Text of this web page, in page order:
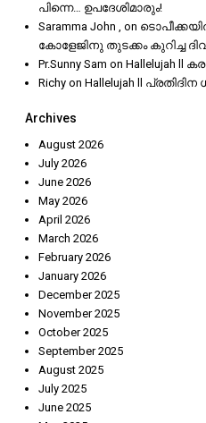
പിന്നെ… ഉപദേശിമാരും!
Saramma John , on
കോളേജിനു തുടക്കം കുറിച്ച
Pr.Sunny Sam on Hallelujah ll
Richy on Hallelujah ll പ്രതിദിന
Archives
August 2026
July 2026
June 2026
May 2026
April 2026
March 2026
February 2026
January 2026
December 2025
November 2025
October 2025
September 2025
August 2025
July 2025
June 2025